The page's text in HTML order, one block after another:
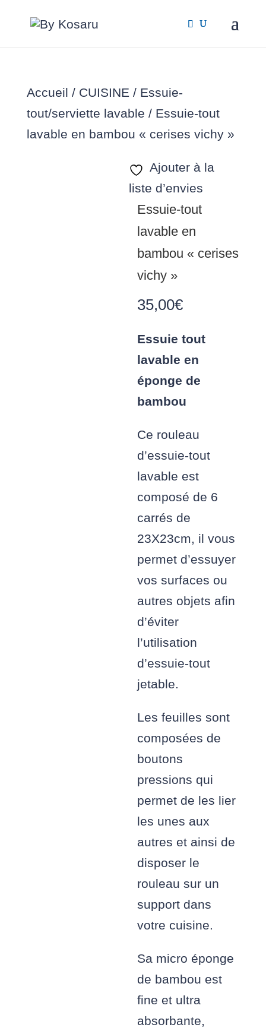
Accueil / CUISINE / Essuie-
tout/serviette lavable / Essuie-tout
lavable en bambou « cerises vichy »
Ajouter à la
liste d’envies
Essuie-tout
lavable en
bambou « cerises
vichy »
35,00€
Essuie tout
lavable en
éponge de
bambou
Ce rouleau
d’essuie-tout
lavable est
composé de 6
carrés de
23X23cm, il vous
permet d’essuyer
vos surfaces ou
autres objets afin
d’éviter
l’utilisation
d’essuie-tout
jetable.
Les feuilles sont
composées de
boutons
pressions qui
permet de les lier
les unes aux
autres et ainsi de
disposer le
rouleau sur un
support dans
votre cuisine.
Sa micro éponge
de bambou est
fine et ultra
absorbante,